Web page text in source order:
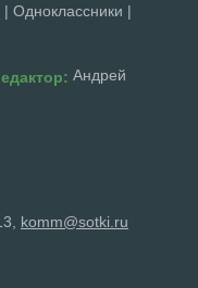
| Одноклассники |
Андрей
komm@sotki.ru